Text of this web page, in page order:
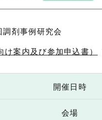
剤事例研究会
け案内及び参加申込書）
開催日時
会場